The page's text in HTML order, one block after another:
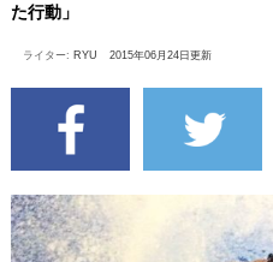
た行動」
ライター: RYU 2015年06月24日更新